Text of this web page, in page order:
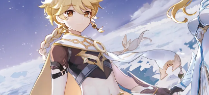
貨權益，在您還不確定是否要辦理退貨以前，請勿拆封
格要求外盒完整者請慎重考慮